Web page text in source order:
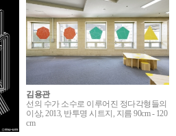
김용관
선의 수가 소수로 이루어진 정다각형들의
이상, 2013, 반투명 시트지, 지름 90cm - 120
cm